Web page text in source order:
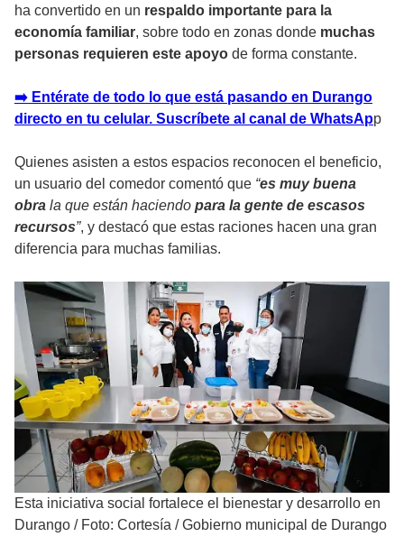
ha convertido en un respaldo importante para la
economía familiar, sobre todo en zonas donde muchas
personas requieren este apoyo de forma constante.
➡️ Entérate de todo lo que está pasando en Durango
directo en tu celular. Suscríbete al canal de WhatsApp
Quienes asisten a estos espacios reconocen el beneficio,
un usuario del comedor comentó que “es muy buena
obra la que están haciendo para la gente de escasos
recursos”, y destacó que estas raciones hacen una gran
diferencia para muchas familias.
Esta iniciativa social fortalece el bienestar y desarrollo en
Durango / Foto: Cortesía / Gobierno municipal de Durango